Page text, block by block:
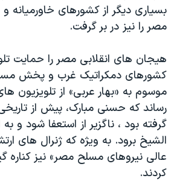
بسیاری دیگر از کشورهای خاورمیانه
مصر را نیز در بر گرفت.
هیجان های انقلابی مصر را حمایت
کشورهای دمکراتیک غرب و پخش
موسوم به «بهار عربی» از تلویزیون
رساند که حسنی مبارک، پیش از
گرفته بود ، ناگزیر از استعفا شود و
الشیخ برود. به ویژه که ژنرال های
عالی نیروهای مسلح مصر» نیز کناره
کردند.